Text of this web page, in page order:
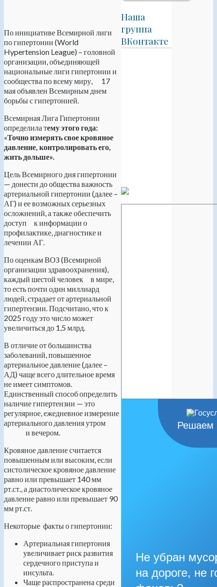
Наша
группа
ВКонтакте
Решаем
Не убран
на дороге, не
По инициативе Всемирной лиги
по гипертонии (World
Hypertension League) – головной
организации, объединяющей
национальные лиги гипертонии и
сообщества по всему миру, 17
мая объявлен Всемирным днем
борьбы с гипертонией.
Всемирная Лига Гипертонии
определила тему этого года:
«Точно измерять свое кровяное
давление, контролировать его,
жить дольше».
Цель Всемирного дня гипертонии
— донести до общества важность
артериальной гипертонии (далее –
АГ) и ее возможных серьезных
осложнений, а также обеспечить
доступ к информации о
профилактике, диагностике и
лечении АГ.
По оценкам ВОЗ (Всемирной
организации здравоохранения),
каждый шестой человек в мире,
то есть почти один миллиард
людей, страдает от артериальной
гипертензии. Подсчитано, что к
2025 году это число может
увеличиться до 1,5 млрд.
В отличие от большинства
заболеваний, повышенное
артериальное давление (далее –
АД) чаще всего длительное время
не имеет симптомов.
Единственный способ определить
наличие гипертензии — это
регулярное, ежедневное измерение
артериального давления утром
и вечером.
Кровяное давление считается
повышенным или высоким, если
систолическое кровяное давление
равно или превышает 140 мм
рт.ст., а диастолическое кровяное
давление равно или превышает 90
мм рт.ст.
Некоторые факты о гипертонии:
Артериальная гипертония
увеличивает риск развития
сердечного приступа и
инсульта.
Чаще распространена среди